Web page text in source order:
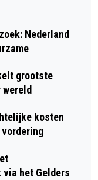
Nederland
grootste
kosten
via het Gelders